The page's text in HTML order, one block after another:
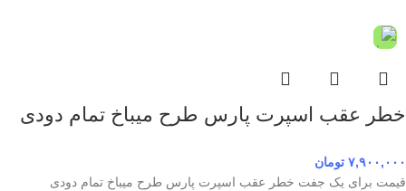
خطر عقب اسپرت پارس طرح میباخ تمام دودی
۷,۹۰۰,۰۰۰ تومان
قیمت برای یک جفت خطر عقب اسپرت پارس طرح میباخ تمام دودی